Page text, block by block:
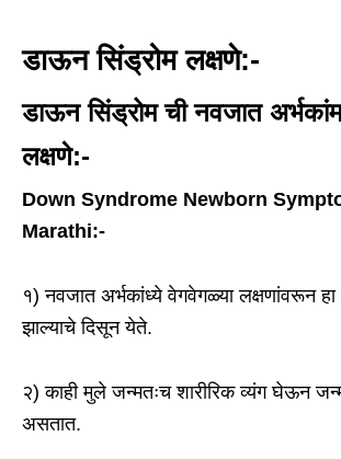
डाऊन सिंड्रोम लक्षणे:-
डाऊन सिंड्रोम ची नवजात
लक्षणे:-
Down Syndrome Newborn
Marathi:-
१) नवजात अर्भकांध्ये वेगवेगळ्या लक्षणांवरून हा
झाल्याचे दिसून येते.
२) काही मुले जन्मतःच शारीरिक व्यंग घेऊन
असतात.